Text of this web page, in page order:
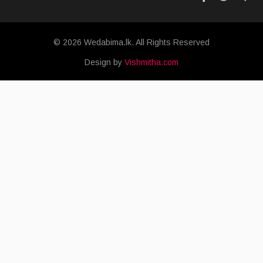
© 2026 Wedabima.lk. All Rights Reserved
Design by Vishmitha.com